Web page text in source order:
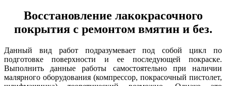
Восстановление лакокрасочного
покрытия с ремонтом вмятин и без.
Данный вид работ подразумевает под собой цикл по
подготовке поверхности и ее последующей покраске.
Выполнить данные работы самостоятельно при наличии
малярного оборудования (компрессор, покрасочный пистолет,